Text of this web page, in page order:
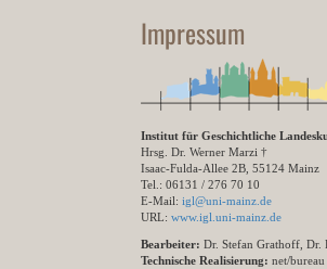
Impressum
Institut für Geschichtliche
Hrsg. Dr. Werner Marzi †
Isaac-Fulda-Allee 2B, 55124 Mainz
Tel.: 06131 / 276 70 10
E-Mail: igl@uni-mainz.de
URL: www.igl.uni-mainz.de
Bearbeiter: Dr. Stefan Grathoff, Dr.
Technische Realisierung: net/